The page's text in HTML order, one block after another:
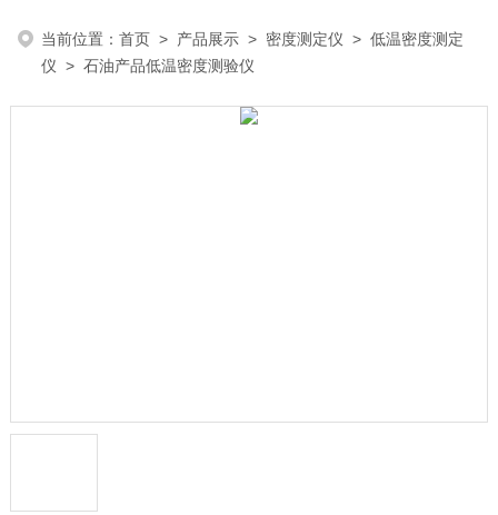
当前位置：首页 > 产品展示 > 密度测定仪 >低温密度测定
仪 > 石油产品低温密度测验仪